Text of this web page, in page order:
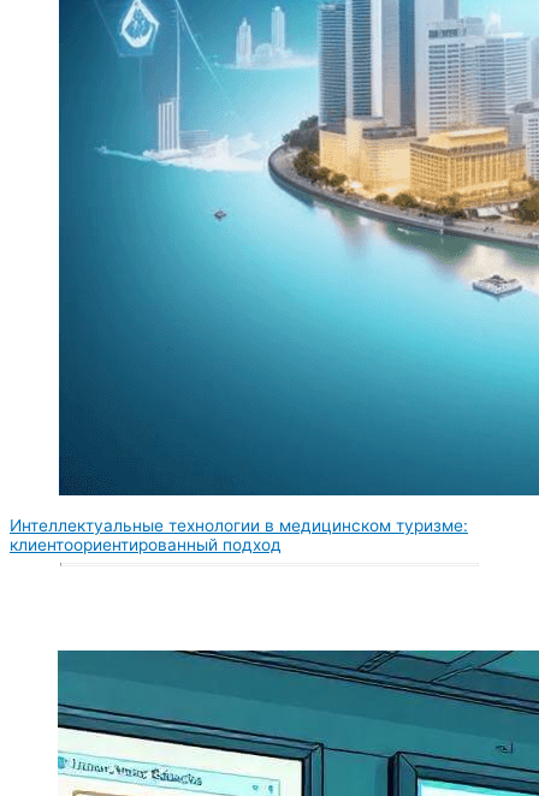
Интеллектуальные технологии в медицинском туризме:
клиентоориентированный подход